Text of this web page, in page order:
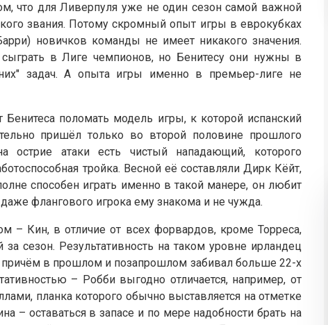
что для Ливерпуля уже не один сезон самой важной
звания. Потому скромный опыт игры в еврокубках
новичков команды не имеет никакого значения.
сыграть в Лиге чемпионов, но Бенитесу они нужны в
задач. А опыта игры именно в премьер-лиге не
поломать модель игры, к которой испанский
пришёл только во второй половине прошлого
острие атаки есть чистый нападающий, которого
тройка. Весной её составляли Дирк Кёйт,
способен играть именно в такой манере, он любит
флангового игрока ему знакома и не чужда.
– Кин, в отличие от всех форвардов, кроме Торреса,
за сезон. Результативность на таком уровне ирландец
причём в прошлом и позапрошлом забивал больше 22-х
– Робби выгодно отличается, например, от
планка которого обычно выставляется на отметке
– оставаться в запасе и по мере надобности брать на